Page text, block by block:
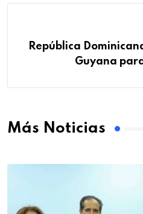
República
Guyana
Más Noticias